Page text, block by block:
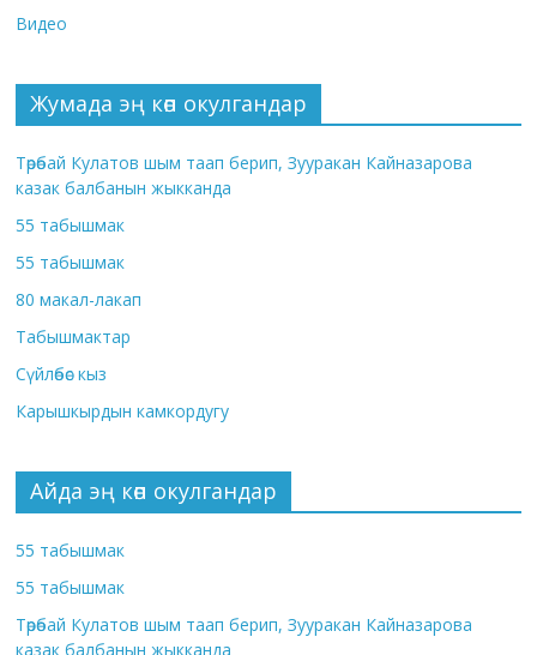
Видео
Жумада эң көп окулгандар
Төрөбай Кулатов шым таап берип, Зууракан Кайназарова
казак балбанын жыкканда
55 табышмак
55 табышмак
80 макал-лакап
Табышмактар
Сүйлөбөс кыз
Карышкырдын камкордугу
Айда эң көп окулгандар
55 табышмак
55 табышмак
Төрөбай Кулатов шым таап берип, Зууракан Кайназарова
казак балбанын жыкканда